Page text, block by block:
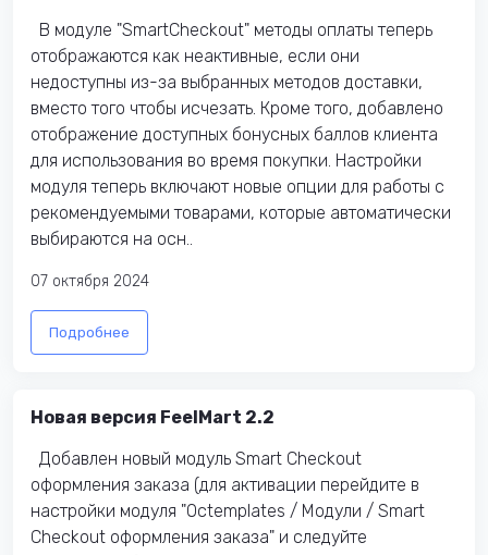
В модуле "SmartCheckout" методы оплаты теперь
отображаются как неактивные, если они
недоступны из-за выбранных методов доставки,
вместо того чтобы исчезать. Кроме того, добавлено
отображение доступных бонусных баллов клиента
для использования во время покупки. Настройки
модуля теперь включают новые опции для работы с
рекомендуемыми товарами, которые автоматически
выбираются на осн..
07 октября 2024
Подробнее
Новая версия FeelMart 2.2
Добавлен новый модуль Smart Checkout
оформления заказа (для активации перейдите в
настройки модуля "Octemplates / Модули / Smart
Checkout оформления заказа" и следуйте